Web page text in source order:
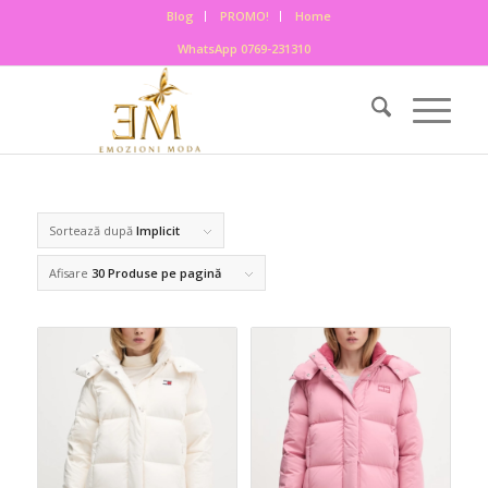
Blog PROMO!
Home
WhatsApp 0769-231310
Sortează după Implicit
Afisare 30 Produse pe pagină